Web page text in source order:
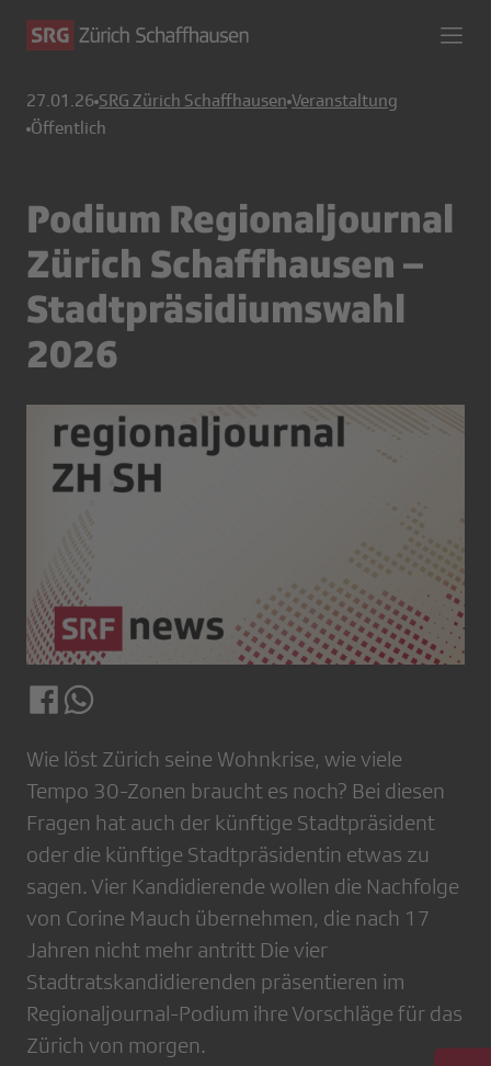
27.01.26 SRG Zürich Schaffhausen Veranstaltung
Öffentlich
Podium Regionaljournal
Zürich Schaffhausen –
Stadtpräsidiumswahl
2026
Wie löst Zürich seine Wohnkrise, wie viele
Tempo 30-Zonen braucht es noch? Bei diesen
Fragen hat auch der künftige Stadtpräsident
oder die künftige Stadtpräsidentin etwas zu
sagen. Vier Kandidierende wollen die Nachfolge
von Corine Mauch übernehmen, die nach 17
Jahren nicht mehr antritt Die vier
Stadtratskandidierenden präsentieren im
Regionaljournal-Podium ihre Vorschläge für das
Zürich von morgen.